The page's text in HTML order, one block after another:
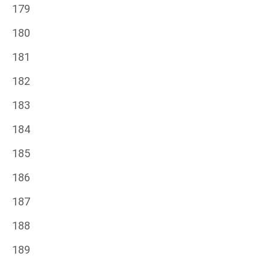
179
180
181
182
183
184
185
186
187
188
189